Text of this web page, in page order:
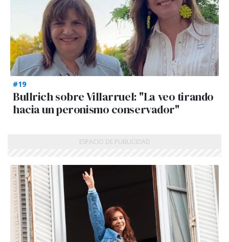
#19
Bullrich sobre Villarruel: "La veo tirando
hacia un peronismo conservador"